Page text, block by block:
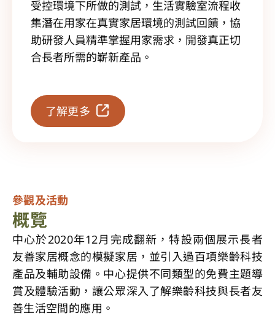
受控環境下所做的測試，生活實驗室流程收
集潛在用家在真實家居環境的測試回饋，協
助研發人員精準掌握用家需求，開發真正切
合長者所需的嶄新產品。
了解更多
參觀及活動
概覽
中心於2020年12月完成翻新，特設兩個展示長者
友善家居概念的模擬家居，並引入過百項樂齡科技
產品及輔助設備。中心提供不同類型的免費主題導
賞及體驗活動，讓公眾深入了解樂齡科技與長者友
善生活空間的應用。